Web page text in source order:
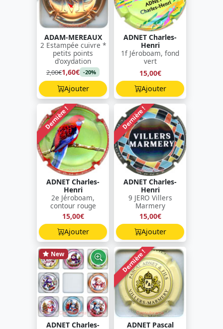
ADAM-MEREAUX
2 Estampée cuivre *
petits points
d'oxydation
2,00€1,60€ -20%
Ajouter
ADNET Charles-
Henri
1f Jéroboam, fond
vert
15,00€
Ajouter
Dernière !
ADNET Charles-
Henri
2e Jéroboam,
contour rouge
15,00€
Ajouter
Dernière !
ADNET Charles-
Henri
9 JERO Villers
Marmery
15,00€
Ajouter
New
ADNET Charles-
Dernière !
ADNET Pascal